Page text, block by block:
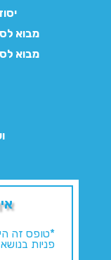
מבוא
מבוא
*טופס זה
פניות